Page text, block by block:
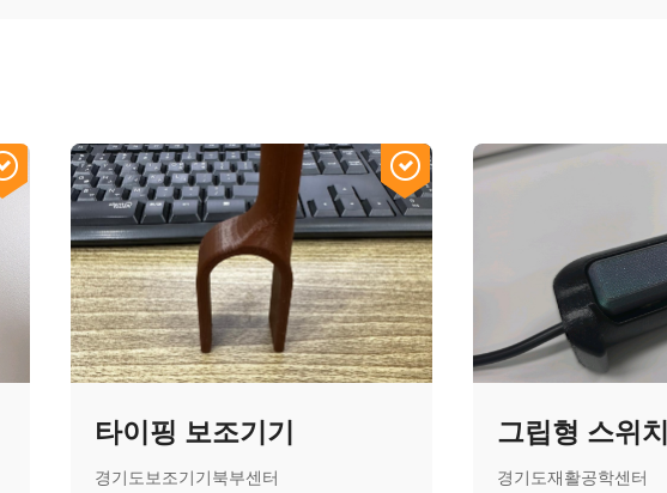
타이핑 보조기기
경기도보조기기북부센터
그립형 스위치
경기도재활공학센터